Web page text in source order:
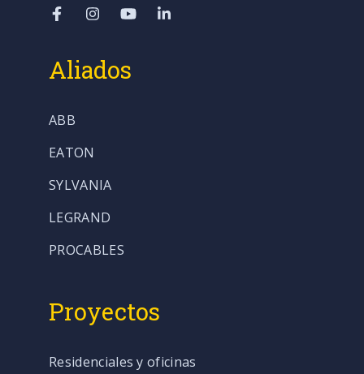
Aliados
ABB
EATON
SYLVANIA
LEGRAND
PROCABLES
Proyectos
Residenciales y oficinas